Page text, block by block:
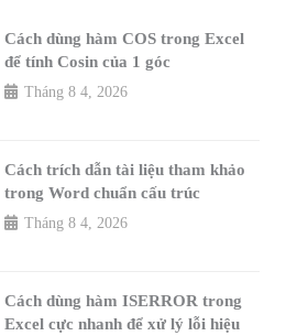
Cách dùng hàm COS trong Excel
để tính Cosin của 1 góc
Tháng 8 4, 2026
Cách trích dẫn tài liệu tham khảo
trong Word chuẩn cấu trúc
Tháng 8 4, 2026
Cách dùng hàm ISERROR trong
Excel cực nhanh để xử lý lỗi hiệu